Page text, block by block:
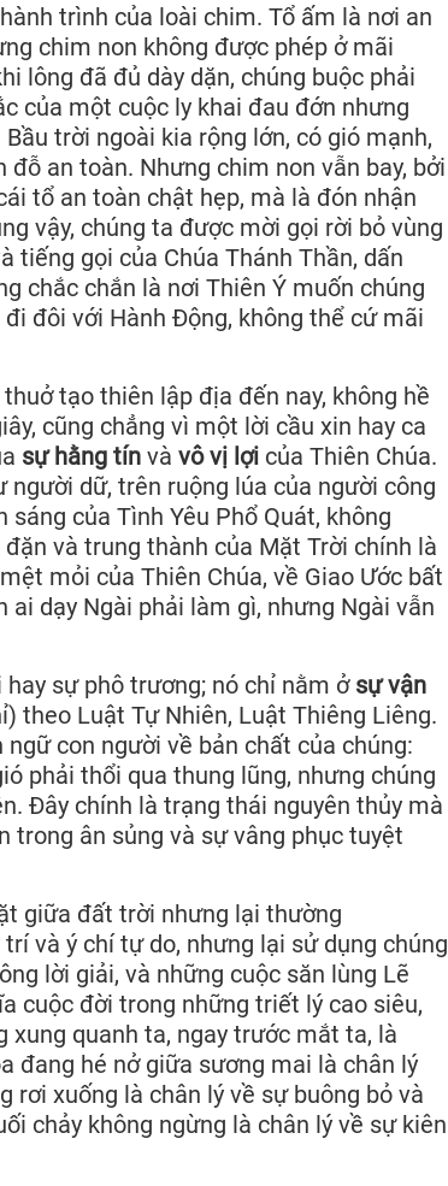
trình của loài chim. Tổ ấm là nơi an
chim non không được phép ở mãi
lông đã đủ dày dặn, chúng buộc phải
của một cuộc ly khai đau đớn nhưng
trời ngoài kia rộng lớn, có gió mạnh,
an toàn. Nhưng chim non vẫn bay, bởi
tổ an toàn chật hẹp, mà là đón nhận
vậy, chúng ta được mời gọi rời bỏ vùng
tiếng gọi của Chúa Thánh Thần, dấn
chắc chắn là nơi Thiên Ý muốn chúng
đôi với Hành Động, không thể cứ mãi
tạo thiên lập địa đến nay, không hề
cũng chẳng vì một lời cầu xin hay ca
sự hằng tín và vô vị lợi của Thiên Chúa.
dữ, trên ruộng lúa của người công
của Tình Yêu Phổ Quát, không
và trung thành của Mặt Trời chính là
mỏi của Thiên Chúa, về Giao Ước bất
dạy Ngài phải làm gì, nhưng Ngài vẫn
sự phô trương; nó chỉ nằm ở sự vận
theo Luật Tự Nhiên, Luật Thiêng Liêng.
con người về bản chất của chúng:
phải thổi qua thung lũng, nhưng chúng
Đây chính là trạng thái nguyên thủy mà
trong ân sủng và sự vâng phục tuyệt
giữa đất trời nhưng lại thường
và ý chí tự do, nhưng lại sử dụng chúng
lời giải, và những cuộc săn lùng Lẽ
cuộc đời trong những triết lý cao siêu,
quanh ta, ngay trước mắt ta, là
đang hé nở giữa sương mai là chân lý
rơi xuống là chân lý về sự buông bỏ và
chảy không ngừng là chân lý về sự kiên